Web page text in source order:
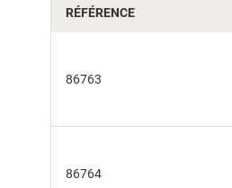
RÉFÉRENCE
86763
86764